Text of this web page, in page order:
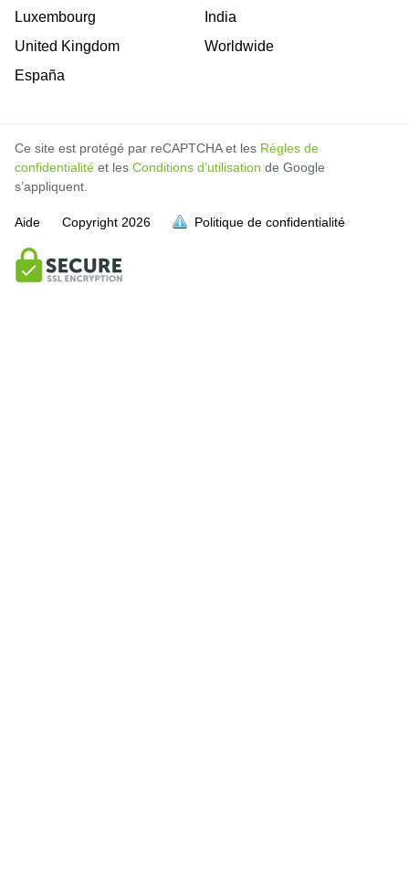
Luxembourg
United Kingdom
España
India
Worldwide
Ce site est protégé par reCAPTCHA et les Règles de
confidentialité et les Conditions d’utilisation de Google
s’appliquent.
Aide Copyright 2026 Politique de confidentialité